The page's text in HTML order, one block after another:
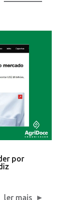
por
ler mais